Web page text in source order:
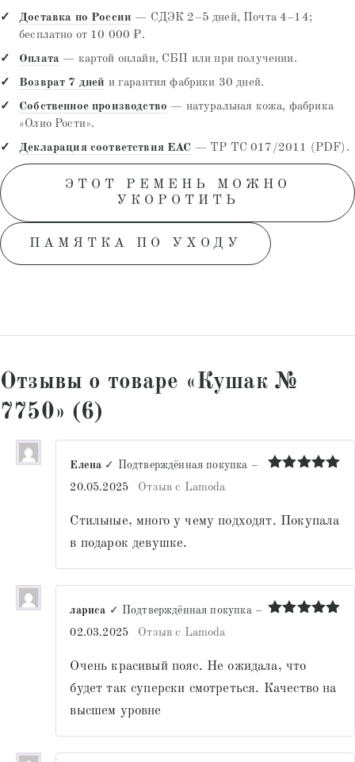
Доставка по России — СДЭК 2–5 дней, Почта 4–14;
бесплатно от 10 000 ₽.
Оплата — картой онлайн, СБП или при получении.
Возврат 7 дней и гарантия фабрики 30 дней.
Собственное производство — натуральная кожа, фабрика
«Олио Рости».
Декларация соответствия EAC — ТР ТС 017/2011 (PDF).
ЭТОТ РЕМЕНЬ МОЖНО
УКОРОТИТЬ
ПАМЯТКА ПО УХОДУ
Отзывы о товаре «Кушак №
7750» (6)
Елена ✓ Подтверждённая покупка –
20.05.2025
Отзыв с Lamoda
Стильные, много у чему подходят. Покупала
в подарок девушке.
лариса ✓ Подтверждённая покупка –
02.03.2025
Отзыв с Lamoda
Очень красивый пояс. Не ожидала, что
будет так суперски смотреться. Качество на
высшем уровне